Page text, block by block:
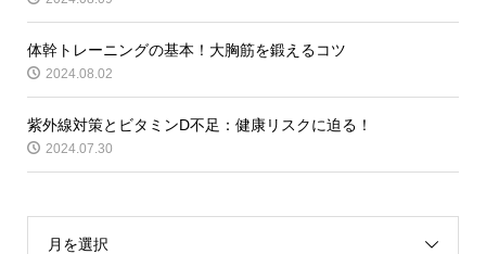
体幹トレーニングの基本！大胸筋を鍛えるコツ
2024.08.02
紫外線対策とビタミンD不足：健康リスクに迫る！
2024.07.30
月を選択